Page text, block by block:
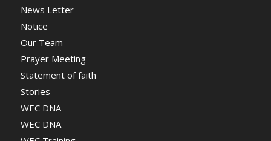
News Letter
Notice
Our Team
Prayer Meeting
Statement of faith
Stories
WEC DNA
WEC DNA